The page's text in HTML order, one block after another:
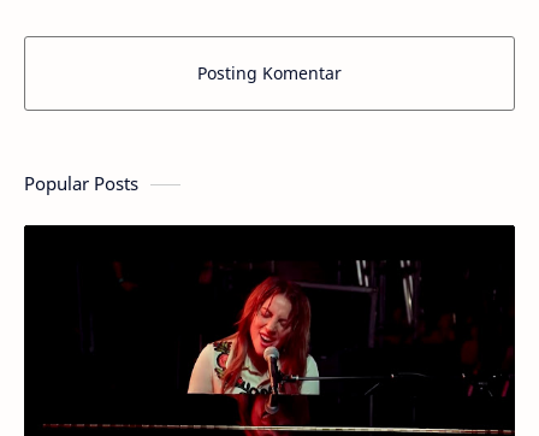
Posting Komentar
Popular Posts